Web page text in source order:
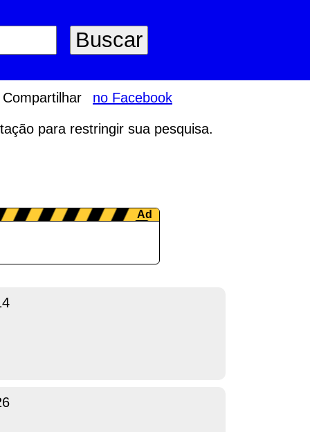
Compartilhar no Facebook
para restringir sua pesquisa.